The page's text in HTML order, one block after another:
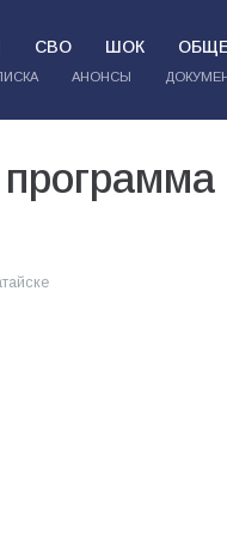
СВО ШОК
АНОНСЫ